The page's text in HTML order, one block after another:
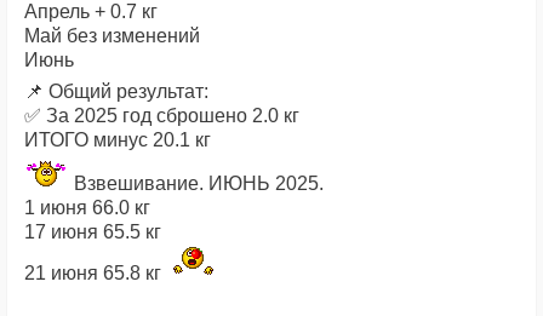
Апрель + 0.7 кг
Май без изменений
Июнь
📌 Общий результат:
✅ За 2025 год сброшено 2.0 кг
ИТОГО минус 20.1 кг
Взвешивание. ИЮНЬ 2025.
1 июня 66.0 кг
17 июня 65.5 кг
21 июня 65.8 кг